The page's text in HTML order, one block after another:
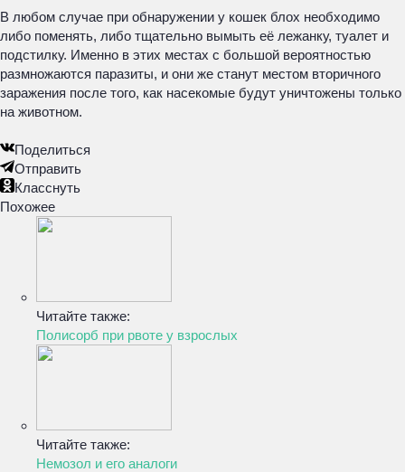
В любом случае при обнаружении у кошек блох необходимо
либо поменять, либо тщательно вымыть её лежанку, туалет и
подстилку. Именно в этих местах с большой вероятностью
размножаются паразиты, и они же станут местом вторичного
заражения после того, как насекомые будут уничтожены только
на животном.
Поделиться
Отправить
Класснуть
Похожее
Читайте также:
Полисорб при рвоте у взрослых
Читайте также:
Немозол и его аналоги